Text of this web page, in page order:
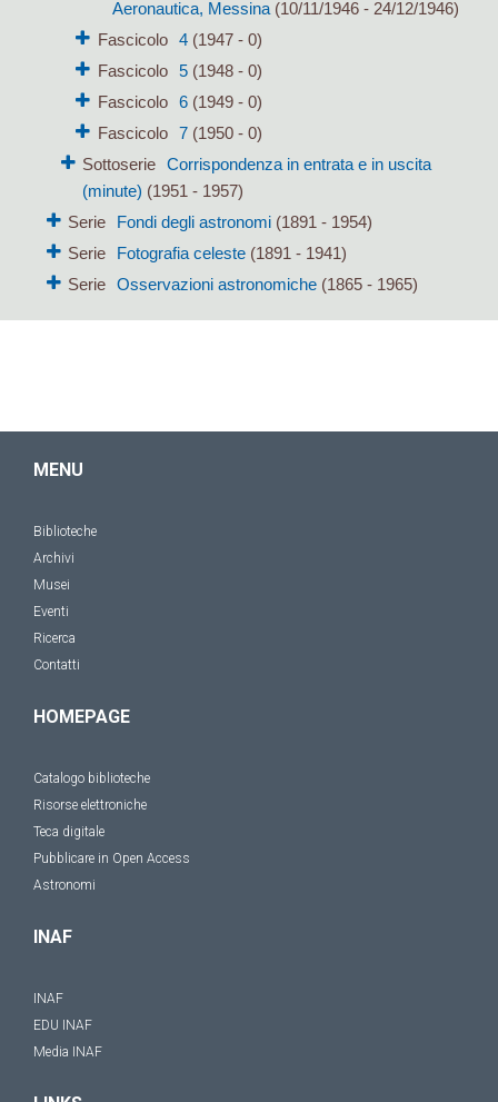
Aeronautica, Messina(10/11/1946 - 24/12/1946)
Fascicolo
4(1947 - 0)
Fascicolo
5(1948 - 0)
Fascicolo
6(1949 - 0)
Fascicolo
7(1950 - 0)
Sottoserie
Corrispondenza in entrata e in uscita
(minute) (1951 - 1957)
Serie
Fondi degli astronomi(1891 - 1954)
Serie
Fotografia celeste(1891 - 1941)
Serie Osservazioni astronomiche(1865 - 1965)
MENU
Biblioteche
Archivi
Musei
Eventi
Ricerca
Contatti
HOMEPAGE
Catalogo biblioteche
Risorse elettroniche
Teca digitale
Pubblicare in Open Access
Astronomi
INAF
INAF
EDU INAF
Media INAF